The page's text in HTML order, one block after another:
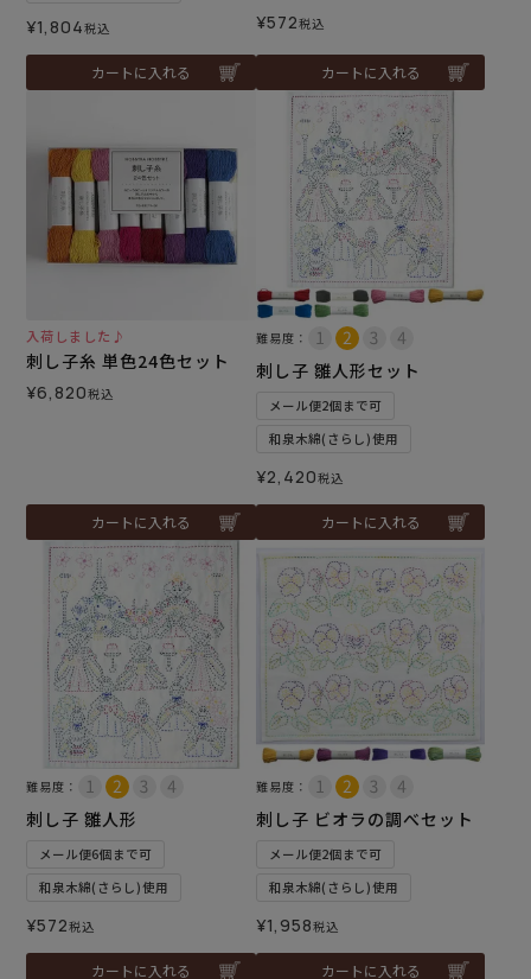
¥1,804税込
カートに入れる
¥572税込
カートに入れる
入荷しました♪
刺し子糸 単色24色セット
¥6,820税込
カートに入れる
難易度：
刺し子 雛人形セット
メール便2個まで可
和泉木綿(さらし)使用
¥2,420税込
カートに入れる
難易度：
刺し子 雛人形
メール便6個まで可
和泉木綿(さらし)使用
¥572税込
カートに入れる
難易度：
刺し子 ビオラの調べセット
メール便2個まで可
和泉木綿(さらし)使用
¥1,958税込
カートに入れる